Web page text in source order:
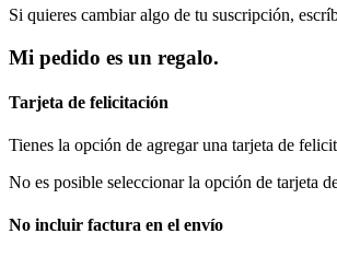
Si quieres cambiar algo de tu suscripción,
Mi pedido es un regalo.
Tarjeta de felicitación
Tienes la opción de agregar una tarjeta de
No es posible seleccionar la opción de tarjeta
No incluir factura en el envío